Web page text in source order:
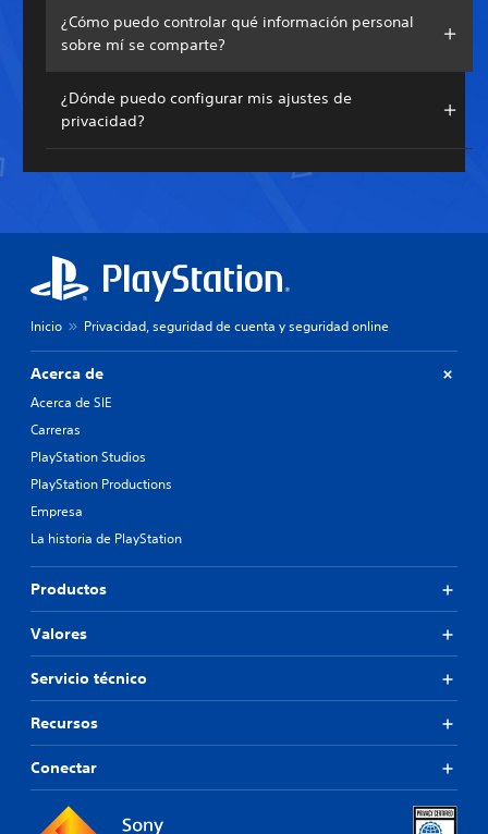
¿Cómo puedo controlar qué información personal
sobre mí se comparte?
¿Dónde puedo configurar mis ajustes de
privacidad?
Inicio Privacidad, seguridad de cuenta y seguridad online
Acerca de
Acerca de SIE
Carreras
PlayStation Studios
PlayStation Productions
Empresa
La historia de PlayStation
Productos
Valores
Servicio técnico
Recursos
Conectar